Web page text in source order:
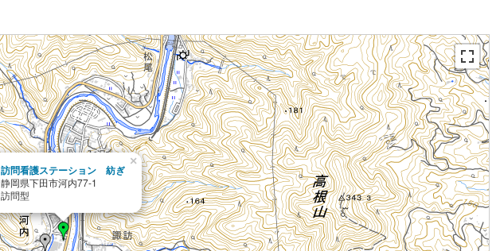
訪問看護ステーション 紡ぎ
静岡県下田市河内77-1
訪問型
×